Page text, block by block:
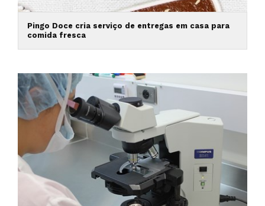
Pingo Doce cria serviço de entregas em casa para
comida fresca